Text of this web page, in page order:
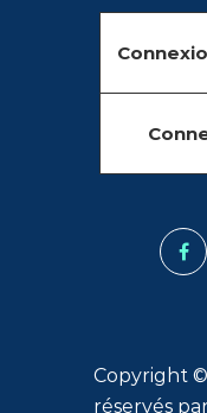
Copyright
réservés